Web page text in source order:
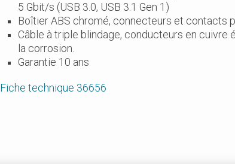
5 Gbit/s (USB 3.0, USB 3.1 Gen 1)
Boîtier ABS chromé, connecteurs et contacts
Câble à triple blindage, conducteurs en
la corrosion.
Garantie 10 ans
Fiche technique 36656